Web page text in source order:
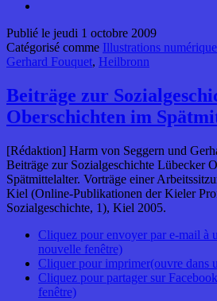
Publié le jeudi 1 octobre 2009
Catégorisé comme Illustrations
Gerhard Fouquet, Heilbronn
Beiträge zur
Oberschichten im
[Rédaktion] Harm von Seggern und
Beiträge zur Sozialgeschichte Lübecker
Spätmittelalter. Vorträge einer
Kiel (Online-Publikationen der Kieler
Sozialgeschichte, 1), Kiel 2005.
Cliquez pour envoyer par e-mail à
nouvelle fenêtre)
Cliquer pour imprimer(ouvre dans
Cliquez pour partager sur
fenêtre)